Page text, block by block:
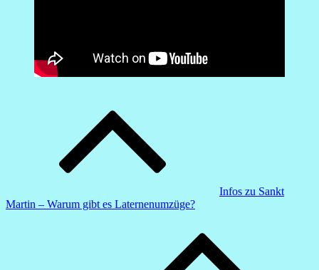
Infos zu Sankt
Martin – Warum gibt es Laternenumzüge?